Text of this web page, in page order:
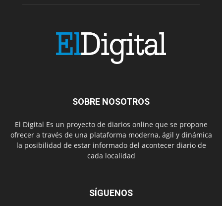
SOBRE NOSOTROS
El Digital Es un proyecto de diarios online que se propone
ofrecer a través de una plataforma moderna, ágil y dinámica
la posibilidad de estar informado del acontecer diario de
cada localidad
SÍGUENOS